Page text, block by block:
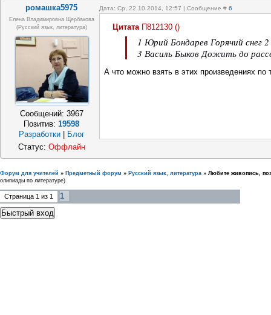
ромашка5975 Дата: Ср, 22.10.2014, 12:57 | Сообщение # 6
Елена Владимировна Щербакова
(русский язык, литература)
Сообщений: 3967
Позитив:19598
Разработки
Блог
Цитата П812130 ()
1 Юрий Бондарев Горячий снег
3 Василь Быков Дожить до
А что можно взять в этих произведениях по
Статус: Оффлайн
Форум для учителей » Предметный форум » Русский язык, литература » Любите живопись,
олипиады по литературе)
Страница 1 из 1 1